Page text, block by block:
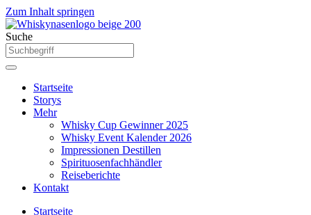
Zum Inhalt springen
Suche
Startseite
Storys
Mehr
Whisky Cup Gewinner 2025
Whisky Event Kalender 2026
Impressionen Destillen
Spirituosenfachhändler
Reiseberichte
Kontakt
Startseite